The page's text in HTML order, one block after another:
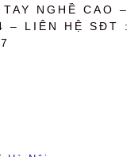
NGHỀ CAO –
– LIÊN HỆ SĐT :